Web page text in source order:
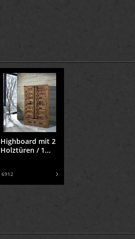
Highboard mit 2
Holztüren / 1...
6912